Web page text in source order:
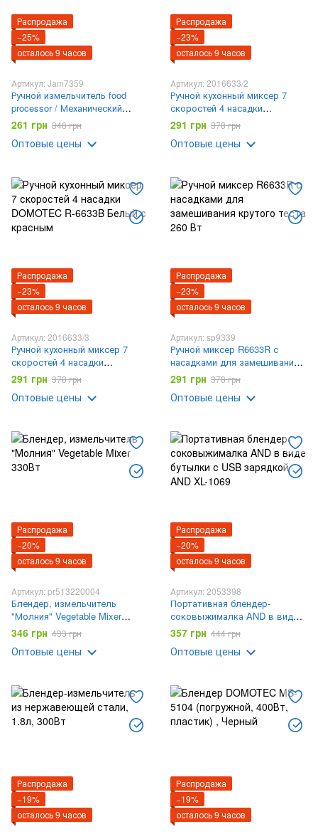
Распродажа
−25%
осталось 9 часов
Артикул: Jam7359
Ручной измельчитель food
processor / Механический
блендер для продуктов /
Ручной погружной блендер
1.5л
261 грн 348 грн
Оптовые цены
Распродажа
−23%
осталось 9 часов
Артикул: 2016633/2
Ручной кухонный миксер 7
скоростей 4 насадки
DOMOTEC R-6633B
Оранжевый
291 грн 378 грн
Оптовые цены
Распродажа
−23%
осталось 9 часов
Артикул: 2016633/3
Ручной кухонный миксер 7
скоростей 4 насадки
DOMOTEC R-6633B Белый с
красным
291 грн 378 грн
Оптовые цены
Распродажа
−23%
осталось 9 часов
Артикул: sp9339
Ручной миксер R6633R с
насадками для замешивания
крутого теста 260 Вт
291 грн 378 грн
Оптовые цены
Распродажа
−20%
осталось 9 часов
Артикул: pr513220004
Блендер, измельчитель
"Молния" Vegetable Mixer
330Вт
346 грн 433 грн
Оптовые цены
Распродажа
−20%
осталось 9 часов
Артикул: 2053398
Портативная блендер-
соковыжималка AND в виде
бутылки с USB зарядкой AND
XL-1069
357 грн 444 грн
Оптовые цены
Распродажа
−19%
осталось 9 часов
Распродажа
−19%
осталось 9 часов